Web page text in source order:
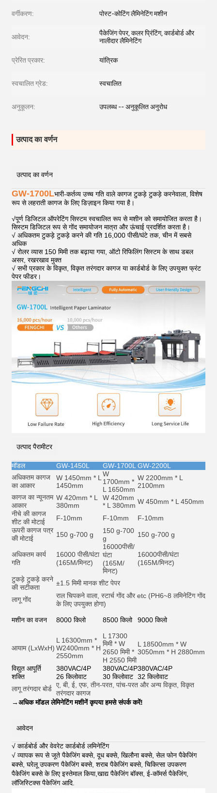
वर्गीकरण: पोस्ट-कोटिंग लैमिनेटिंग मशीन
आवेदन:
पैकेजिंग पेपर, कलर प्रिंटिंग, कार्डबोर्ड और
नालीदार लैमिनेटिंग
प्रेरित प्रकार: यांत्रिक
स्वचालित ग्रेड: स्वचालित
अनुकूलन: उपलब्ध -- अनुकूलित अनुरोध
उत्पाद का वर्णन
उत्पाद का वर्णन
GW-1700Lभारी-कर्तव्य उच्च गति वाले कागज टुकड़े टुकड़े करनेवाला, विशेष
रूप से लहराती कागज के लिए डिज़ाइन किया गया है।
√पूर्ण डिजिटल ऑपरेटिंग सिस्टम स्वचालित रूप से मशीन को समायोजित करता है।
सिस्टम डिजिटल रूप से गोंद समायोजन मात्रा और ऊंचाई प्रदर्शित करता है।
√ अधिकतम टुकड़े टुकड़े करने की गति 16,000 पीसी/घंटे तक, चीन में सबसे
अधिक
√ रोलर व्यास 150 मिमी तक बढ़ाया गया, ऑटो रिफिलिंग सिस्टम के साथ डबल
असर, रखरखाव मुक्त
√ सभी प्रकार के विकृत, विकृत तरंगदार कागज या कार्डबोर्ड के लिए उपयुक्त फ्रंट
पेपर फीडर।
उत्पाद पैरामीटर
मॉडल GW-1450L GW-1700L GW-2200L
अधिकतम कागज
का आकार
W 1450mm * L
1450mm
W
1700mm *
L 1650mm
W 2200mm * L
2100mm
कागज का न्यूनतम
आकार
W 420mm * L
380mm
W 420mm
* L 380mm W 450mm * L 450mm
नीचे की कागज
शीट की मोटाई
F-10mm F-10mm
F-10mm
ऊपरी कागज पत्र
की मोटाई
150 g-700 g
150 g-700
g
150 g-700 g
अधिकतम कार्य
गति
16000 पीसी/घंटा
(165M/मिनट)
16000पीसी/
घंटा
(165M/
मिनट)
16000पीसी/घंटा
(165M/मिनट)
टुकड़े टुकड़े करने
की सटीकता
±1.5 मिमी मानक शीट पेपर
लागू गोंद राल चिपकने वाला, स्टार्च गोंद और etc (PH6~8 लमिनेटिंग गोंद
के लिए उपयुक्त होगा)
मशीन का वजन 8000 किलो 8500 किलो 9000 किलो
आयाम (LxWxH)
L 16300mm *
W2400mm * H
2550mm
L 17300
मिमी * W
2650 मिमी *
H 2550 मिमी
L 18500mm * W
3050mm * H 2880mm
विद्युत आपूर्ति 380VAC/4P 380VAC/4P380VAC/4P
शक्ति
26 किलोवाट 30 किलोवाट 32 किलोवाट
लागू तरंगदार बोर्ड ए, बी, ई, एफ, तीन-परत, पांच-परत और अन्य विकृत, विकृत
तरंगदार कागज
→अधिक मॉडल लेमिनेटिंग मशीनें कृपया हमसे संपर्क करें!
आवेदन
√ कार्डबोर्ड और वेवरेट कार्डबोर्ड लमिनेटिंग
√ व्यापक रूप से जूते पैकेजिंग बक्से, दूध बक्से, खिलौना बक्से, सेल फोन पैकेजिंग
बक्से, घरेलू उपकरण पैकेजिंग बक्से, शराब पैकेजिंग बक्से, चिकित्सा उपकरण
पैकेजिंग बक्से के लिए इस्तेमाल किया,खाद्य पैकेजिंग बॉक्स, ई-कॉमर्स पैकेजिंग,
लॉजिस्टिक्स पैकेजिंग आदि